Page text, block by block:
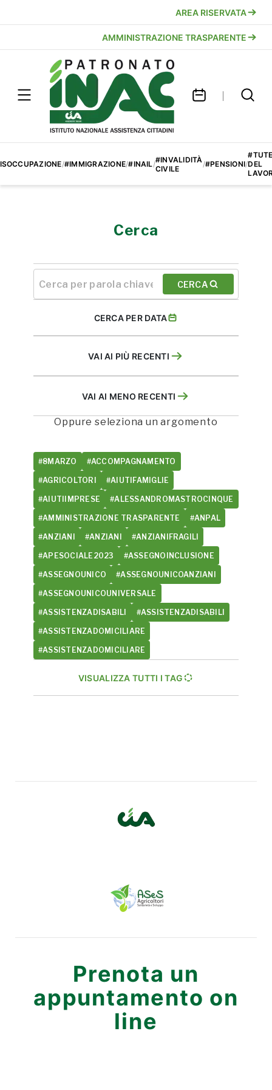
AREA RISERVATA
AMMINISTRAZIONE TRASPARENTE
/#IMMIGRAZIONE/#INAIL/#INVALIDITÀ
CIVILE
/#PENSIONI/DEL
Cerca
CERCA
CERCA PER DATA
VAI AI PIÙ RECENTI
VAI AI MENO RECENTI
Oppure seleziona un argomento
#8MARZO #ACCOMPAGNAMENTO
#AGRICOLTORI #AIUTIFAMIGLIE
#AIUTIIMPRESE #ALESSANDROMASTROCINQUE
#AMMINISTRAZIONE TRASPARENTE #ANPAL
#ANZIANI #ANZIANI #ANZIANIFRAGILI
#APESOCIALE2023 #ASSEGNOINCLUSIONE
#ASSEGNOUNICO #ASSEGNOUNICOANZIANI
#ASSEGNOUNICOUNIVERSALE
#ASSISTENZADISABILI #ASSISTENZADISABILI
#ASSISTENZADOMICILIARE
#ASSISTENZADOMICILIARE
VISUALIZZA TUTTI I TAG
Prenota un
appuntamento on
line